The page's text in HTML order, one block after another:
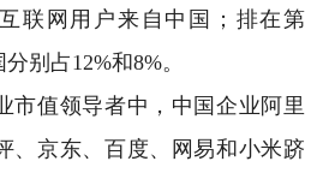
联网用户来自中国；排在第
别占12%和8%。
值领导者中，中国企业阿里
、京东、百度、网易和小米跻